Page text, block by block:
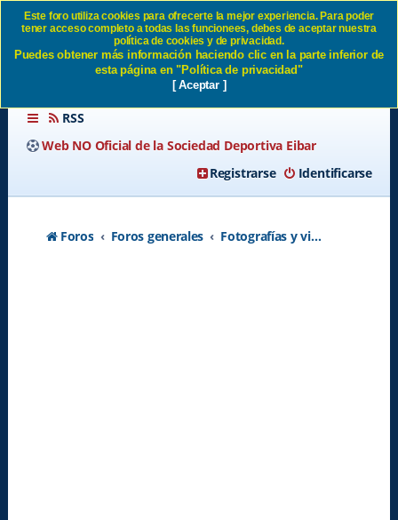
Tribuna Norte - Página 11 SD
Eibar
RSS
Web NO Oficial de la Sociedad Deportiva Eibar
Identificarse
Registrarse
Foros Foros generales Fotografías y videos de los partidos de la SD Eibar
Este foro utiliza cookies para ofrecerte la mejor experiencia. Para poder
tener acceso completo a todas las funcionees, debes de aceptar nuestra
política de cookies y de privacidad.
Puedes obtener más información haciendo clic en la parte inferior de
esta página en "Política de privacidad"
[ Aceptar ]